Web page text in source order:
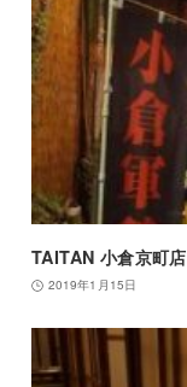
TAITAN 小倉京町店
2019年1月15日